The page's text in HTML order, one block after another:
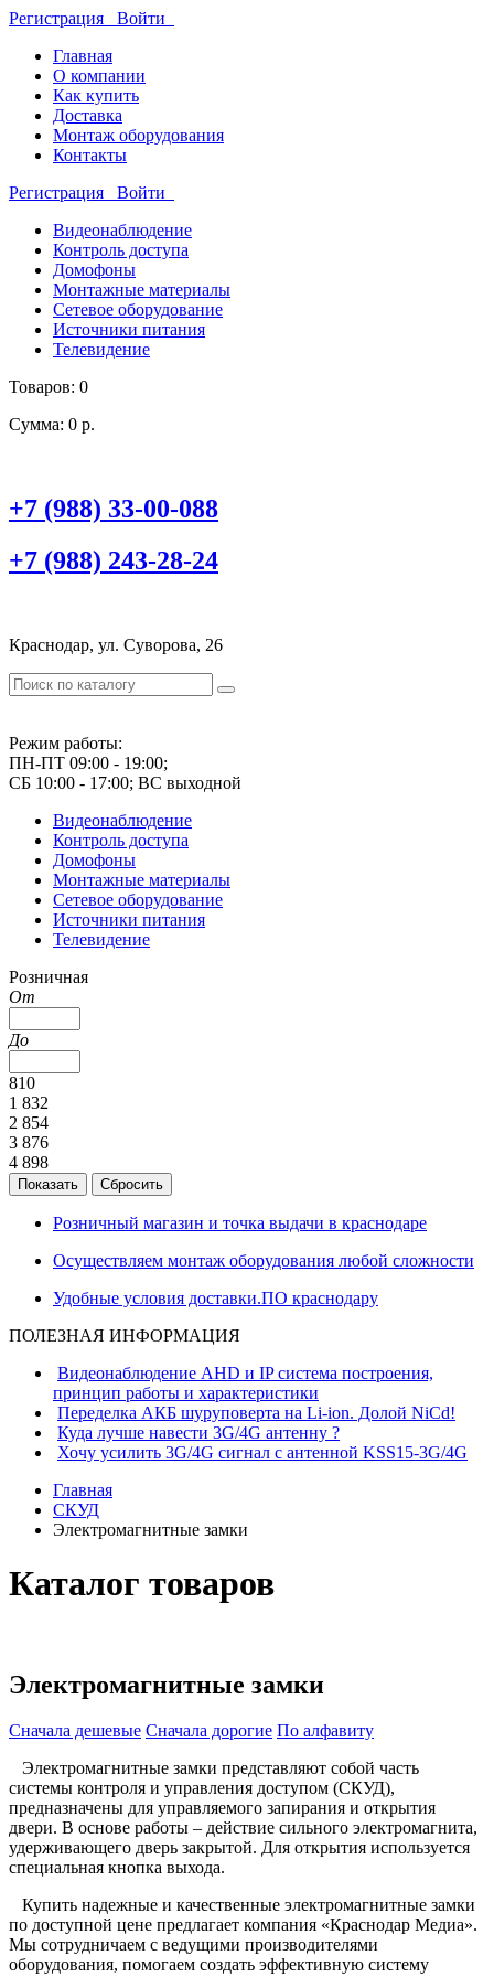
Регистрация Войти
Главная
О компании
Как купить
Доставка
Монтаж оборудования
Контакты
Регистрация Войти
Видеонаблюдение
Контроль доступа
Домофоны
Монтажные материалы
Сетевое оборудование
Источники питания
Телевидение
Товаров: 0
Сумма: 0 р.
+7 (988) 33-00-088
+7 (988) 243-28-24
Краснодар, ул. Суворова, 26
Режим работы:
ПН-ПТ 09:00 - 19:00;
СБ 10:00 - 17:00; ВС выходной
Видеонаблюдение
Контроль доступа
Домофоны
Монтажные материалы
Сетевое оборудование
Источники питания
Телевидение
Розничная
От
До
810
1 832
2 854
3 876
4 898
Розничный магазин и точка выдачи в краснодаре
Осуществляем монтаж оборудования любой сложности
Удобные условия доставки.ПО краснодару
ПОЛЕЗНАЯ ИНФОРМАЦИЯ
Видеонаблюдение AHD и IP система построения,
принцип работы и характеристики
Переделка АКБ шуруповерта на Li-ion. Долой NiCd!
Куда лучше навести 3G/4G антенну ?
Хочу усилить 3G/4G сигнал с антенной KSS15-3G/4G
Главная
СКУД
Электромагнитные замки
Каталог товаров
Электромагнитные замки
Сначала дешевые Сначала дорогие По алфавиту
Электромагнитные замки представляют собой часть
системы контроля и управления доступом (СКУД),
предназначены для управляемого запирания и открытия
двери. В основе работы – действие сильного электромагнита,
удерживающего дверь закрытой. Для открытия используется
специальная кнопка выхода.
Купить надежные и качественные электромагнитные замки
по доступной цене предлагает компания «Краснодар Медиа».
Мы сотрудничаем с ведущими производителями
оборудования, помогаем создать эффективную систему